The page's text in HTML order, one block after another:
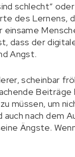
schlecht“ oder
des Lernens,
der
Angst.
scheinbar
Beiträge
müssen, um
nach dem
Ängste.